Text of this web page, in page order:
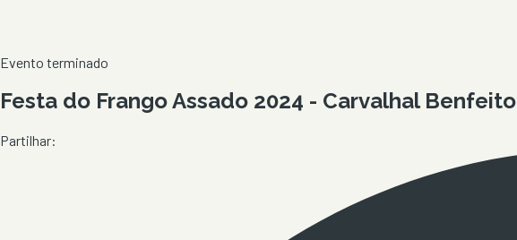
Evento terminado
Festa do Frango Assado 2024 - Carvalhal Benfeito
Partilhar: